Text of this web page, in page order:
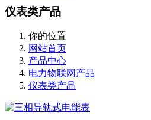
仪表类产品
你的位置
网站首页
产品中心
电力物联网产品
仪表类产品